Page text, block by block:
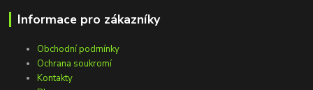
Informace pro zákazníky
Obchodní podmínky
Ochrana soukromí
Kontakty